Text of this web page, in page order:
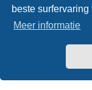
beste
Meer informatie